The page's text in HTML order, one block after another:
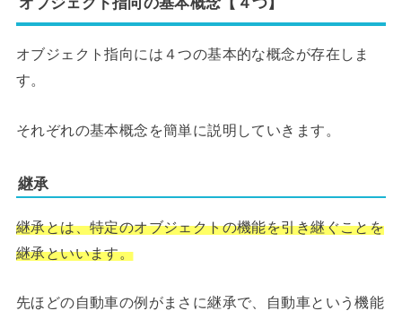
オブジェクト指向には４つの基本的な概念が存在しま
す。
それぞれの基本概念を簡単に説明していきます。
継承
継承とは、特定のオブジェクトの機能を引き継ぐことを
継承といいます。
先ほどの自動車の例がまさに継承で、自動車という機能